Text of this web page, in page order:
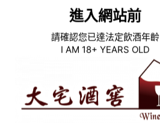
進入網站前
請確認您已達法定飲酒年齡
I AM 18+ YEARS OLD
其他動物產品，另外亞
、